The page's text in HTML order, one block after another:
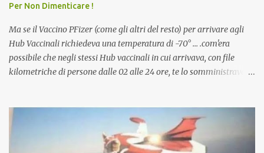
che abbiamo elencato sopra...
Per Non Dimenticare !
Ma se il Vaccino PFizer (come gli altri del resto) per arrivare agli
Hub Vaccinali richiedeva una temperatura di -70° ... .com'era
possibile che negli stessi Hub vaccinali in cui arrivava, con file
kilometriche di persone dalle 02 alle 24 ore, te lo somministravano
Vaccino come: l' Amaro del Capo, era "spettacolare Ghiacciato, ma
andava bene anche, a Temperatura Ambiente"! Riproponiamo
l'articolo per NON Dimenticare!